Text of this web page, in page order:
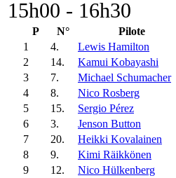
15h00 - 16h30
P N° Pilote
1
4. Lewis Hamilton
2
14. Kamui Kobayashi
3
7. Michael Schumacher
4
8. Nico Rosberg
5
15. Sergio Pérez
6
3. Jenson Button
7
20. Heikki Kovalainen
8
9. Kimi Räikkönen
9
12. Nico Hülkenberg